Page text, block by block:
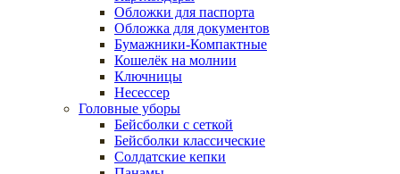
Обложки для паспорта
Обложка для документов
Бумажники-Компактные
Кошелёк на молнии
Ключницы
Несессер
Головные уборы
Бейсболки с сеткой
Бейсболки классические
Солдатские кепки